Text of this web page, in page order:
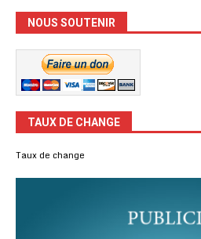
NOUS SOUTENIR
TAUX DE CHANGE
Taux de change